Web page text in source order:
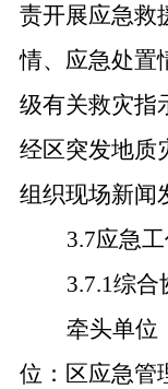
责开展应急救
情、应急处置
级有关救灾指
经区突发地质
组织现场新闻
3.7应急
3.7.1综合
牵头单位
位：区应急管